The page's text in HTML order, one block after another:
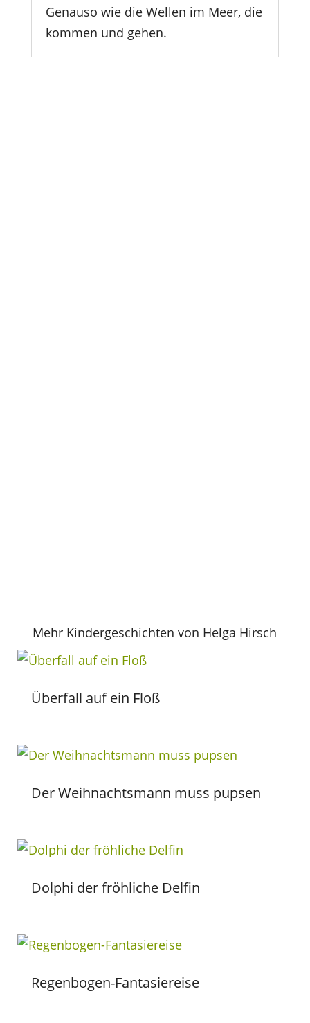
Genauso wie die Wellen im Meer, die
kommen und gehen.
Mehr Kindergeschichten von Helga Hirsch
Überfall auf ein Floß
Der Weihnachtsmann muss pupsen
Dolphi der fröhliche Delfin
Regenbogen-Fantasiereise